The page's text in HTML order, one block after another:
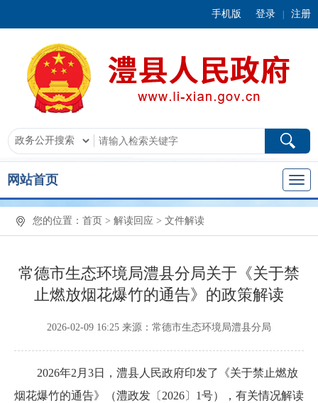
手机版 登录 注册
网站首页
您的位置： 首页 > 解读回应 > 文件解读
常德市生态环境局澧县分局关于《关于禁
止燃放烟花爆竹的通告》的政策解读
2026-02-09 16:25 来源：常德市生态环境局澧县分局
2026年2月3日，澧县人民政府印发了《关于禁止燃放
烟花爆竹的通告》（澧政发〔2026〕1号），有关情况解读